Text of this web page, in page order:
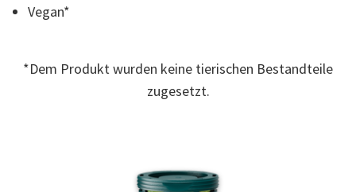
derselben
Vegan*
*Dem Produkt wurden keine tierischen Bestandteile
zugesetzt.